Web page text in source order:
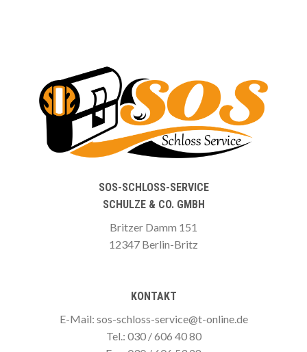
SOS-SCHLOSS-SERVICE
SCHULZE & CO. GMBH
Britzer Damm 151
12347 Berlin-Britz
KONTAKT
E-Mail: sos-schloss-service@t-online.de
Tel.: 030 / 606 40 80